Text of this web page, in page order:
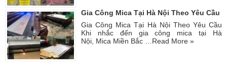
Gia Công Mica Tại Hà Nội Theo Yêu Cầu
Gia Công Mica Tại Hà Nội Theo Yêu Cầu
Khi nhắc đến gia công mica tại Hà
Nội, Mica Miền Bắc … Read More »